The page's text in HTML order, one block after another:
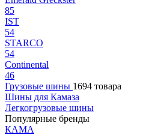
85
IST
54
STARCO
54
Continental
46
Грузовые шины 1694 товара
Шины для Камаза
Легкогрузовые шины
Популярные бренды
КАМА